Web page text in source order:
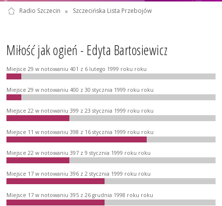
Radio Szczecin » Szczecińska Lista Przebojów
Miłość jak ogień - Edyta Bartosiewicz
Miejsce 29 w notowaniu 401 z 6 lutego 1999 roku roku
Miejsce 29 w notowaniu 400 z 30 stycznia 1999 roku roku
Miejsce 22 w notowaniu 399 z 23 stycznia 1999 roku roku
Miejsce 11 w notowaniu 398 z 16 stycznia 1999 roku roku
Miejsce 22 w notowaniu 397 z 9 stycznia 1999 roku roku
Miejsce 17 w notowaniu 396 z 2 stycznia 1999 roku roku
Miejsce 17 w notowaniu 395 z 26 grudnia 1998 roku roku